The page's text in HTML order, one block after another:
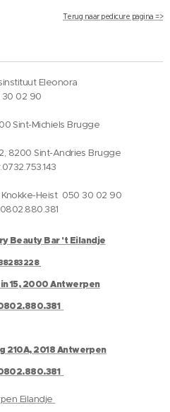
Terug naar pedicure pagina =>
Eleonora
30 02 90
Sint-Michiels Brugge
8200 Sint-Andries Brugge
Knokke-Heist 050 30 02 90
Beauty Bar 't Eilandje
15, 2000 Antwerpen
210A, 2018 Antwerpen
Eilandje